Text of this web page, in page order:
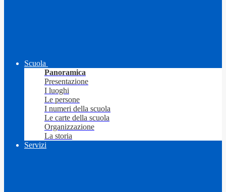
Scuola
Panoramica
Presentazione
I luoghi
Le persone
I numeri della scuola
Le carte della scuola
Organizzazione
La storia
Servizi